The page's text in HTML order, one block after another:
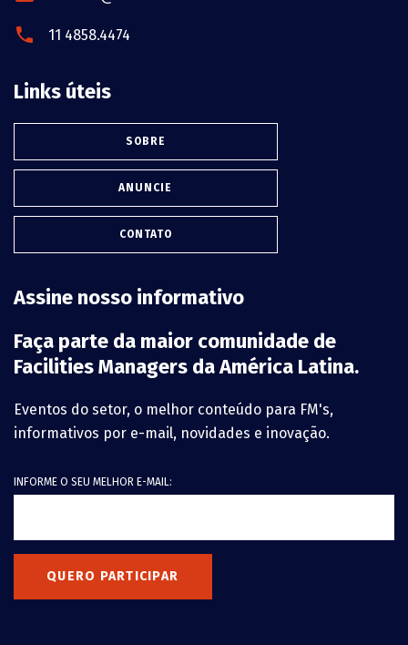
11 4858.4474
Links úteis
SOBRE
ANUNCIE
CONTATO
Assine nosso informativo
Faça parte da maior comunidade de
Facilities Managers da América Latina.
Eventos do setor, o melhor conteúdo para FM's,
informativos por e-mail, novidades e inovação.
INFORME O SEU MELHOR E-MAIL:
QUERO PARTICIPAR